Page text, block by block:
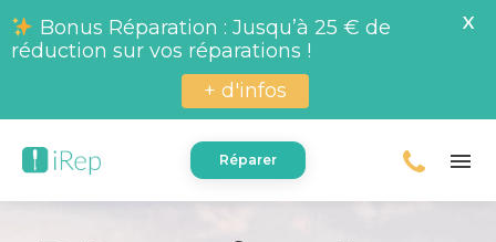
Réparer menu
Bonus Réparation : Jusqu’à 25 € de
réduction sur vos réparations !
+ d'infos
X